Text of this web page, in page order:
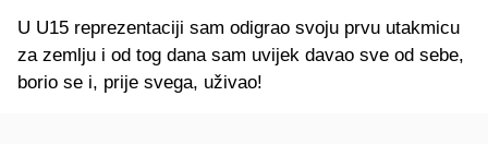
U U15 reprezentaciji sam odigrao svoju prvu utakmicu
za zemlju i od tog dana sam uvijek davao sve od sebe,
borio se i, prije svega, uživao!